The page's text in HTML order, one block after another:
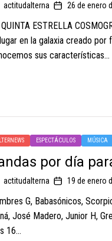
actitudalterna 26 de enero
ESTRELLA
en la galaxia creado
sus características...
ESPECTÁCULOS MÚSICA
por día
actitudalterna 19 de enero
G, Babasónicos,
José Madero, Junior H,
16...